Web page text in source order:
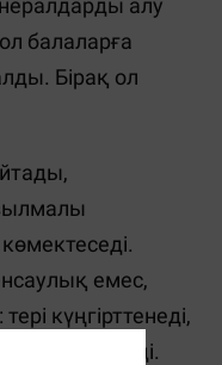
алу
балаларға
Бірақ ол
емес,
күңгірттенеді,
бола түседі.